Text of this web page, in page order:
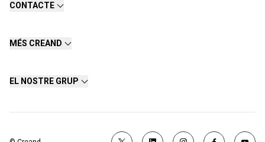
CONTACTE
MÉS CREAND
EL NOSTRE GRUP